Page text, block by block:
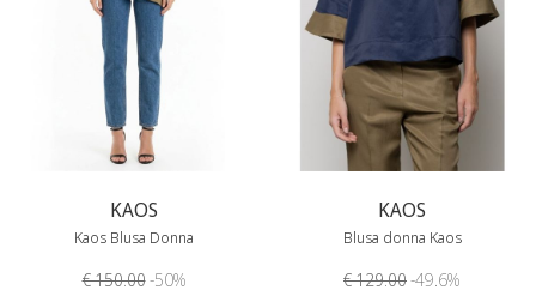
KAOS
Kaos Blusa Donna
€ 150.00-50%
KAOS
Blusa donna Kaos
€ 129.00-49.6%